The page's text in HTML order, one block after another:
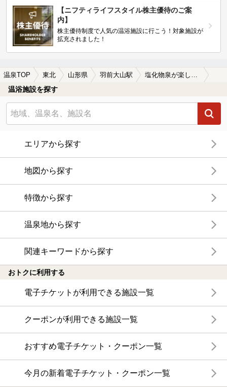
【ニフティライフスタイル株主優待のご案
内】
株主優待制度で人気の温浴施設に行こう！対象施設が
拡充されました！
温泉TOP 東北 山形県 羽前大山駅
温浴施設を探す
エリアから探す
地図から探す
特徴から探す
温泉地から探す
関連キーワードから探す
おトクに利用する
電子チケットが利用できる施設一覧
クーポンが利用できる施設一覧
おすすめ電子チケット・クーポン一覧
今月の新着電子チケット・クーポン一覧